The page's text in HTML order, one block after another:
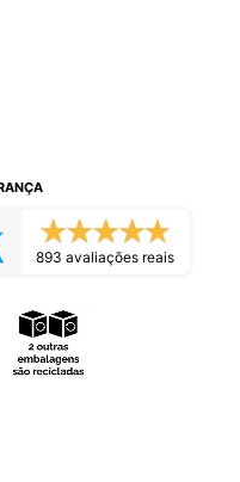
893 avaliações reais